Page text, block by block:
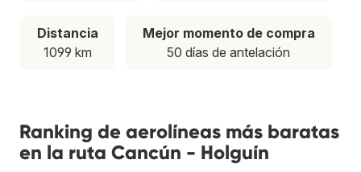
Distancia
1099 km
Mejor momento de compra
50 días de antelación
Ranking de aerolíneas más baratas
en la ruta Cancún - Holguín